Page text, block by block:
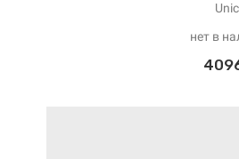
нет в